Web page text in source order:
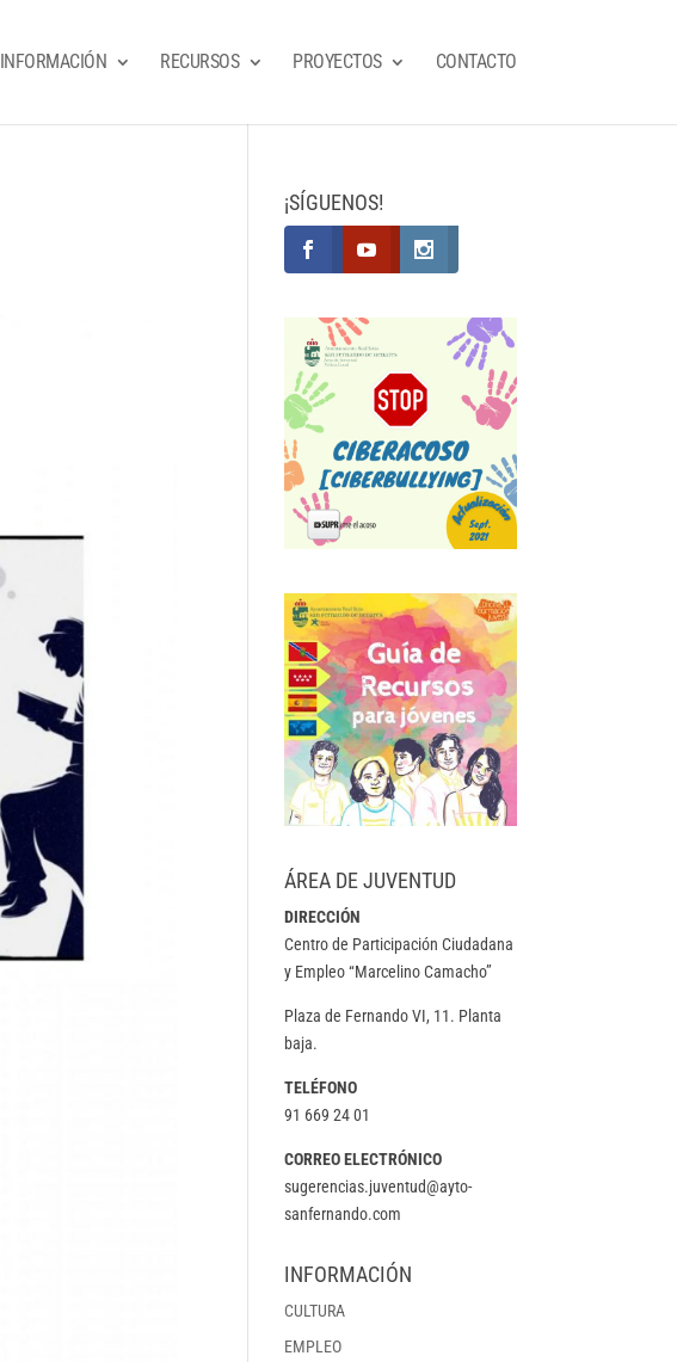
INFORMACIÓN RECURSOS PROYECTOS CONTACTO
¡SÍGUENOS!
ÁREA DE JUVENTUD
DIRECCIÓN
Centro de Participación Ciudadana
y Empleo “Marcelino Camacho”
Plaza de Fernando VI, 11. Planta
baja.
TELÉFONO
91 669 24 01
CORREO ELECTRÓNICO
sugerencias.juventud@ayto-
sanfernando.com
INFORMACIÓN
CULTURA
EMPLEO